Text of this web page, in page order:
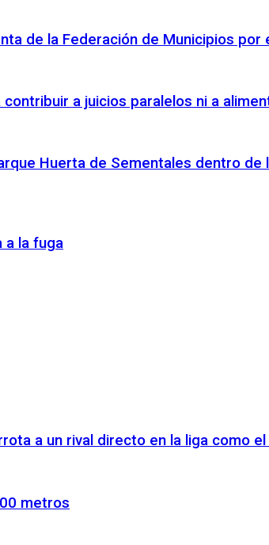
de la Federación de Municipios por
a juicios paralelos ni a
Huerta de Sementales dentro de
a la fuga
a un rival directo en la liga como
metros